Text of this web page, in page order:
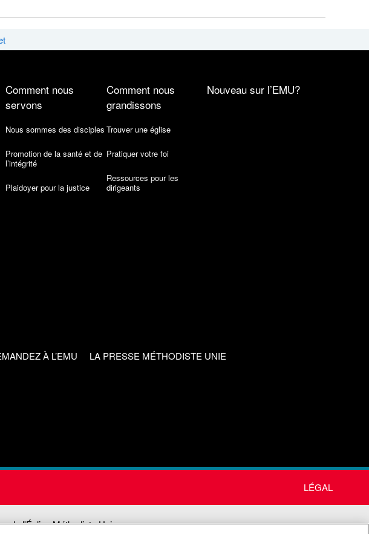
Comment nous
servons
Nous sommes des disciples
Promotion de la santé et de
l’intégrité
Plaidoyer pour la justice
Comment nous
grandissons
Trouver une église
Pratiquer votre foi
Ressources pour les
dirigeants
Nouveau sur l’EMU?
À L’EMU LA PRESSE MÉTHODISTE UNIE
LÉGAL
de l'Église Méthodiste Unie